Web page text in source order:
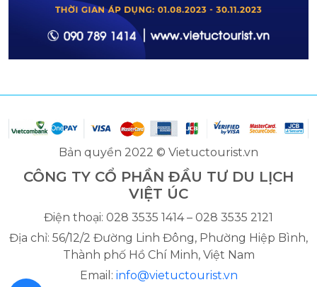
Bản quyền 2022 © Vietuctourist.vn
CÔNG TY CỔ PHẦN ĐẦU TƯ DU LỊCH
VIỆT ÚC
Điện thoại: 028 3535 1414 – 028 3535 2121
Địa chỉ: 56/12/2 Đường Linh Đông, Phường Hiệp Bình,
Thành phố Hồ Chí Minh, Việt Nam
Email: info@vietuctourist.vn